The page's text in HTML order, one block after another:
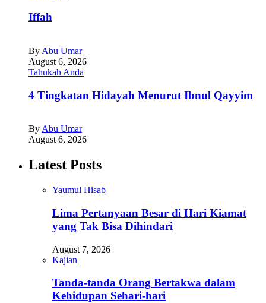
Iffah
By Abu Umar
August 6, 2026
Tahukah Anda
4 Tingkatan Hidayah Menurut Ibnul Qayyim
By Abu Umar
August 6, 2026
Latest Posts
Yaumul Hisab
Lima Pertanyaan Besar di Hari Kiamat
yang Tak Bisa Dihindari
August 7, 2026
Kajian
Tanda-tanda Orang Bertakwa dalam
Kehidupan Sehari-hari